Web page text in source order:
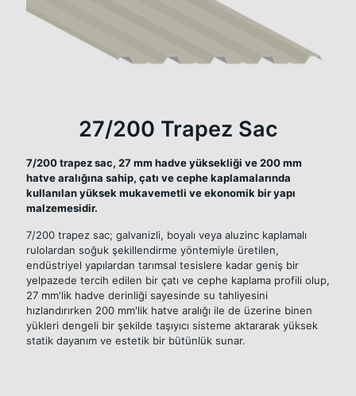
27/200 Trapez Sac
7/200 trapez sac, 27 mm hadve yüksekliği ve 200 mm
hatve aralığına sahip, çatı ve cephe kaplamalarında
kullanılan yüksek mukavemetli ve ekonomik bir yapı
malzemesidir.
7/200 trapez sac; galvanizli, boyalı veya aluzinc kaplamalı
rulolardan soğuk şekillendirme yöntemiyle üretilen,
endüstriyel yapılardan tarımsal tesislere kadar geniş bir
yelpazede tercih edilen bir çatı ve cephe kaplama profili olup,
27 mm'lik hadve derinliği sayesinde su tahliyesini
hızlandırırken 200 mm'lik hatve aralığı ile de üzerine binen
yükleri dengeli bir şekilde taşıyıcı sisteme aktararak yüksek
statik dayanım ve estetik bir bütünlük sunar.